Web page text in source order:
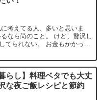
考えてる人、多いと思いま
なら尚のこと。 けど、贅沢し
てられない。 お金もかかっち
らし】料理ベタでも大丈
な夜ご飯レシピと節約